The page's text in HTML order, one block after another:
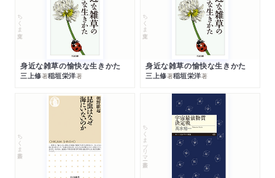
ちくま文庫
身近な雑草の愉快な生きかた
三上修著稲垣栄洋著
ちくま文庫
身近な雑草の愉快な生きかた
三上修著稲垣栄洋著
ちくま新書 ちくまプリマー新書